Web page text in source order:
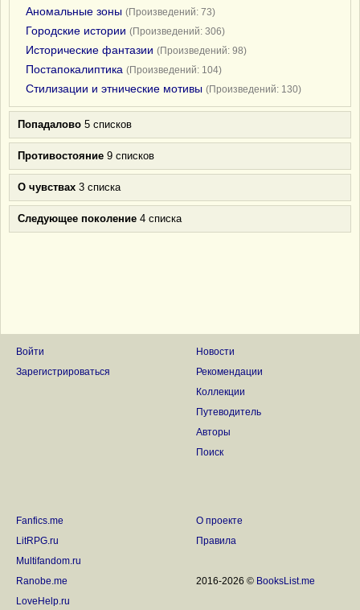
Аномальные зоны (Произведений: 73)
Городские истории (Произведений: 306)
Исторические фантазии (Произведений: 98)
Постапокалиптика (Произведений: 104)
Стилизации и этнические мотивы (Произведений: 130)
Попадалово 5 списков
Противостояние 9 списков
О чувствах 3 списка
Следующее поколение 4 списка
Войти
Зарегистрироваться
Новости
Рекомендации
Коллекции
Путеводитель
Авторы
Поиск
Fanfics.me
LitRPG.ru
Multifandom.ru
Ranobe.me
LoveHelp.ru
О проекте
Правила
2016-2026 © BooksList.me